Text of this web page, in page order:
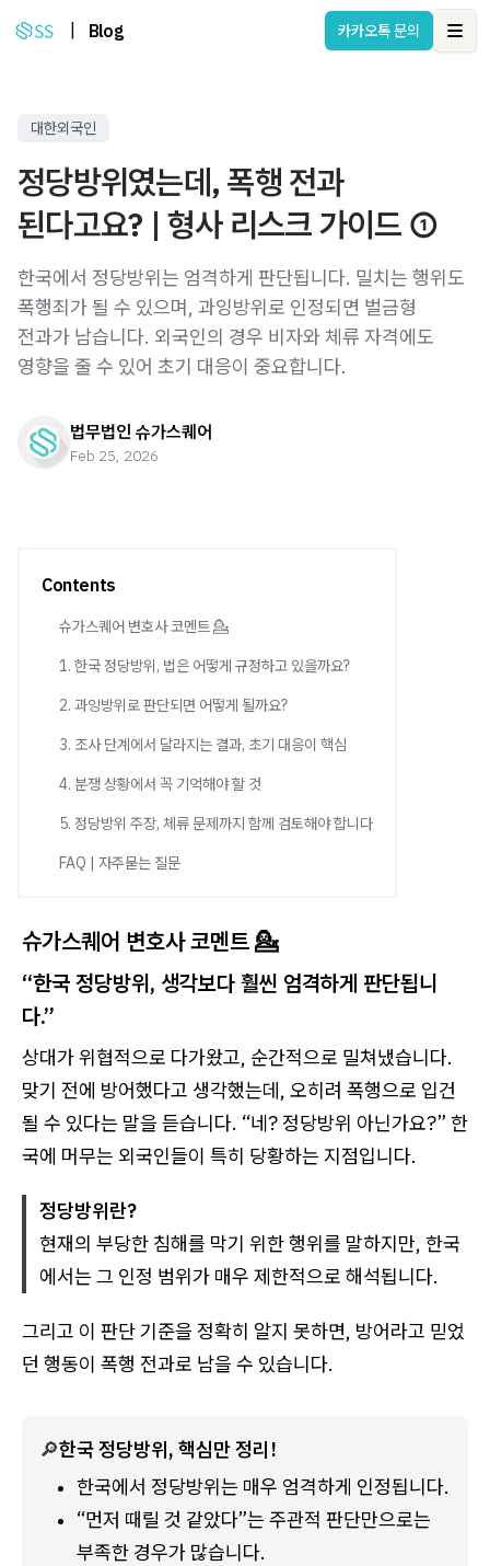
Blog 카카오톡 문의
대한외국인
정당방위였는데, 폭행 전과
된다고요? | 형사 리스크 가이드 ①
한국에서 정당방위는 엄격하게 판단됩니다. 밀치는 행위도
폭행죄가 될 수 있으며, 과잉방위로 인정되면 벌금형
전과가 남습니다. 외국인의 경우 비자와 체류 자격에도
영향을 줄 수 있어 초기 대응이 중요합니다.
법무법인 슈가스퀘어
Feb 25, 2026
Contents
슈가스퀘어 변호사 코멘트 💁
1. 한국 정당방위, 법은 어떻게 규정하고 있을까요?
2. 과잉방위로 판단되면 어떻게 될까요?
3. 조사 단계에서 달라지는 결과, 초기 대응이 핵심
4. 분쟁 상황에서 꼭 기억해야 할 것
5. 정당방위 주장, 체류 문제까지 함께 검토해야 합니다
FAQ | 자주묻는 질문
슈가스퀘어 변호사 코멘트 💁
“한국 정당방위, 생각보다 훨씬 엄격하게 판단됩니
다.”
상대가 위협적으로 다가왔고, 순간적으로 밀쳐냈습니다.
맞기 전에 방어했다고 생각했는데, 오히려 폭행으로 입건
될 수 있다는 말을 듣습니다. “네? 정당방위 아닌가요?” 한
국에 머무는 외국인들이 특히 당황하는 지점입니다.
정당방위란?
현재의 부당한 침해를 막기 위한 행위를 말하지만, 한국
에서는 그 인정 범위가 매우 제한적으로 해석됩니다.
그리고 이 판단 기준을 정확히 알지 못하면, 방어라고 믿었
던 행동이 폭행 전과로 남을 수 있습니다.
🔎한국 정당방위, 핵심만 정리!
한국에서 정당방위는 매우 엄격하게 인정됩니다.
“먼저 때릴 것 같았다”는 주관적 판단만으로는
부족한 경우가 많습니다.